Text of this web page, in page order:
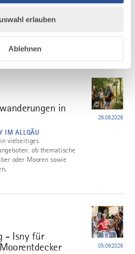
erlauben
Ablehnen
im Herzen von Isny führt
Geschichte und
in
IM ALLGÄU
26.08.2026
©
vielseitiges
ob thematische
oder Mooren sowie
- Isny für
05.09.2026
©